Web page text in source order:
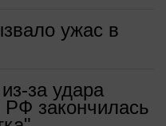
ужас в
за удара
закончилась